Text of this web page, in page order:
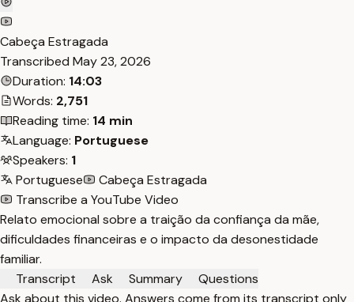
Cabeça Estragada
Transcribed May 23, 2026
Duration: 14:03
Words: 2,751
Reading time: 14 min
Language: Portuguese
Speakers: 1
Portuguese
Cabeça Estragada
Transcribe a YouTube Video
Relato emocional sobre a traição da confiança da mãe,
dificuldades financeiras e o impacto da desonestidade
familiar.
Transcript
Ask Summary
Questions
Ask about this video. Answers come from its transcript only